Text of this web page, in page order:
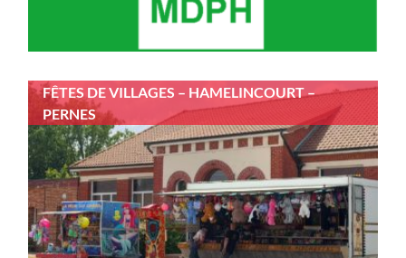
FÊTES DE VILLAGES – HAMELINCOURT –
PERNES